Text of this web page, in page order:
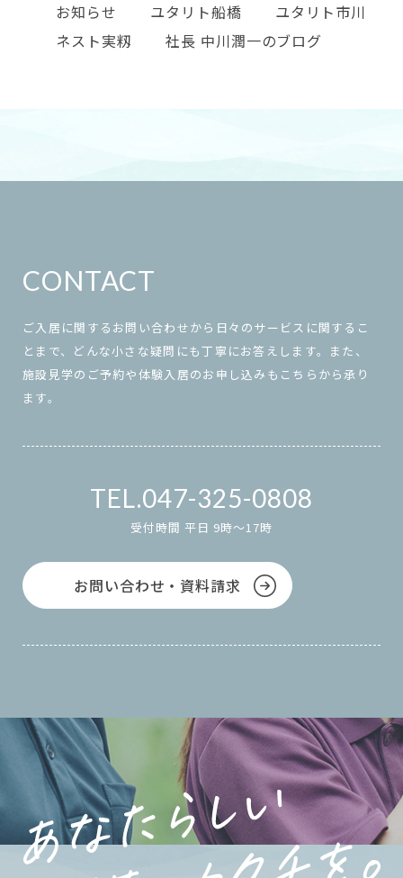
お知らせ ユタリト船橋
ユタリト市川
ネスト実籾
社長 中川潤一のブログ
CONTACT
ご入居に関するお問い合わせから日々のサービスに関するこ
とまで、どんな小さな疑問にも丁寧にお答えします。また、
施設見学のご予約や体験入居のお申し込みもこちらから承り
ます。
047-325-0808
受付時間 平日 9時～17時
お問い合わせ・資料請求